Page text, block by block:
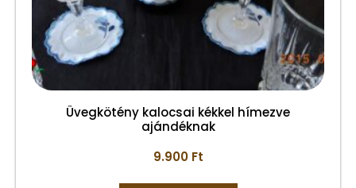
Üvegkötény kalocsai kékkel hímezve
ajándéknak
9.900 Ft